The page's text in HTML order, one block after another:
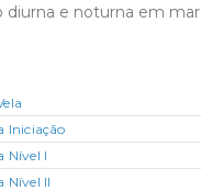
diurna e noturna em mar
Iniciação
Nível I
Nível II